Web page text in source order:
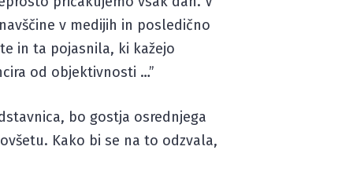
v medijih in posledično
in ta pojasnila, ki kažejo
od objektivnosti …”
bo gostja osrednjega
Kako bi se na to odzvala,